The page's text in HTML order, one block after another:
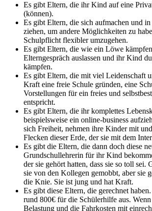
Es gibt Eltern, die ihr Kind auf eine
(können).
Es gibt Eltern, die sich aufmachen und
ziehen, um andere Möglichkeiten zu
Schulpflicht flexibler umzugehen.
Es gibt Eltern, die wie ein Löwe
Elterngespräch auslassen und ihr Kind
kämpfen.
Es gibt Eltern, die mit viel Leidenschaft
Kraft eine freie Schule gründen, eine
Vorstellungen für ein freies und
entspricht.
Es gibt Eltern, die ihr komplettes
beispielsweise ein online-business
sich Freiheit, nehmen ihre Kinder mit
Flecken dieser Erde, der sie mit dem
Es gibt die Eltern, die dann doch diese
Grundschullehrerin für ihr Kind
der sie gehört hatten, dass sie so toll sei.
sie von den Kollegen gemobbt, aber sie
die Knie. Sie ist jung und hat Kraft.
Es gibt diese Eltern, die gerechnet
rund 800€ für die Schülerhilfe aus.
Belastung und die Fahrkosten mit